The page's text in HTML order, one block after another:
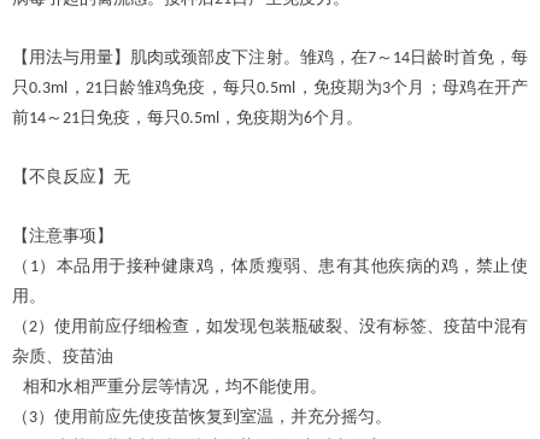
【用法与用量】肌肉或颈部皮下注射。雏鸡，在7～ 14日龄时首免，每
只0.3ml ， 21日龄雏鸡免疫，每只0.5ml ，免疫期为3个月；母鸡在开产
前14 ～ 21 日免疫，每只0.5ml ，免疫期为6个月。
【不良反应】无
【注意事项】
（ 1）本品用于接种健康鸡，体质瘦弱、患有其他疾病的鸡，禁止使
用。
（2）使用前应仔细检查，如发现包装瓶破裂、没有标签、疫苗中混有
杂质、疫苗油
相和水相严重分层等情况，均不能使用。
（ 3）使用前应先使疫苗恢复到室温，并充分摇匀。